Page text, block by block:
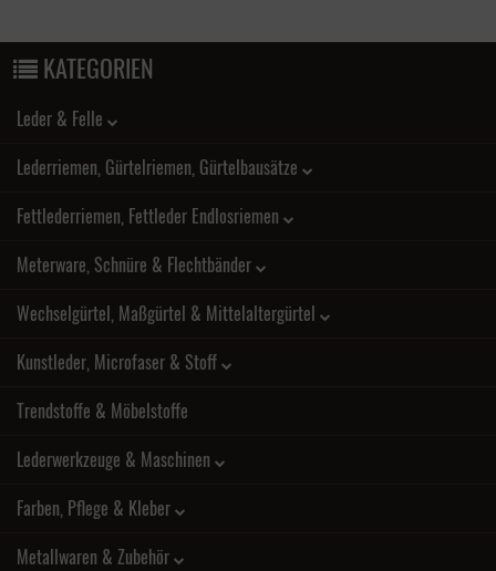
KATEGORIEN
Leder & Felle
Lederriemen, Gürtelriemen, Gürtelbausätze
Fettlederriemen, Fettleder Endlosriemen
Meterware, Schnüre & Flechtbänder
Wechselgürtel, Maßgürtel & Mittelaltergürtel
Kunstleder, Microfaser & Stoff
Trendstoffe & Möbelstoffe
Lederwerkzeuge & Maschinen
Farben, Pflege & Kleber
Metallwaren & Zubehör